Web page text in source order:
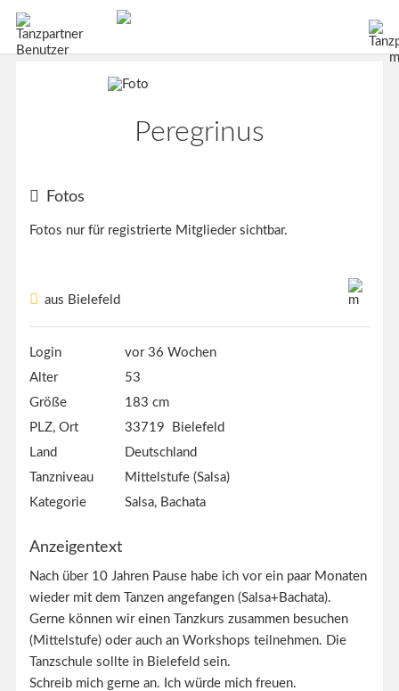
Peregrinus
Fotos
Fotos nur für registrierte Mitglieder sichtbar.
aus Bielefeld
Login
vor 36 Wochen
Alter
53
Größe
183 cm
PLZ, Ort
33719 Bielefeld
Land
Deutschland
Tanzniveau
Mittelstufe (Salsa)
Kategorie
Salsa, Bachata
Anzeigentext
Nach über 10 Jahren Pause habe ich vor ein paar Monaten
wieder mit dem Tanzen angefangen (Salsa+Bachata).
Gerne können wir einen Tanzkurs zusammen besuchen
(Mittelstufe) oder auch an Workshops teilnehmen. Die
Tanzschule sollte in Bielefeld sein.
Schreib mich gerne an. Ich würde mich freuen.